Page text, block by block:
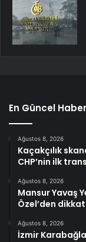
En Güncel
Ağustos 8, 2026
Kaçakçılık
CHP’nin ilk
Ağustos 8, 2026
Mansur Yavaş
Özel’den dikkat
Ağustos 8, 2026
İzmir